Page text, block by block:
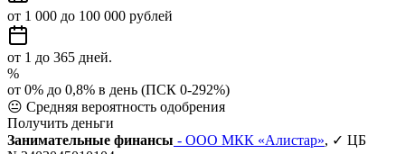
от 1 000 до 100 000 рублей
от 1 до 365 дней.
%
от 0% до 0,8% в день (ПСК 0-292%)
😐 Средняя вероятность одобрения
Получить деньги
Занимательные финансы - ООО МКК «Алистар», ✓ ЦБ